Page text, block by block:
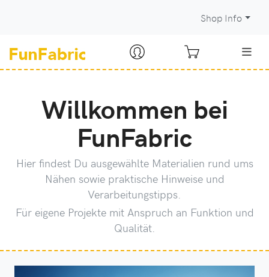
Shop Info
Willkommen bei
FunFabric
Hier findest Du ausgewählte Materialien rund ums
Nähen sowie praktische Hinweise und
Verarbeitungstipps.
Für eigene Projekte mit Anspruch an Funktion und
Qualität.